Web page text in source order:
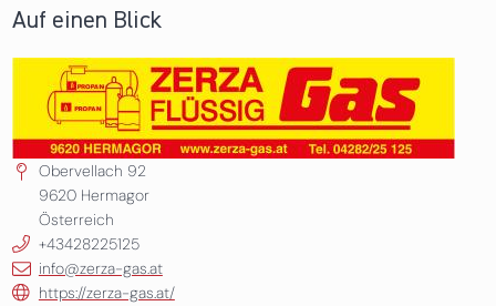
Auf einen Blick
Obervellach 92
9620 Hermagor
Österreich
+43428225125
info@zerza-gas.at
https://zerza-gas.at/